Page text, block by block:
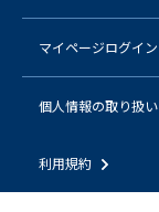
マイページログイン
個人情報の取り扱い
利用規約